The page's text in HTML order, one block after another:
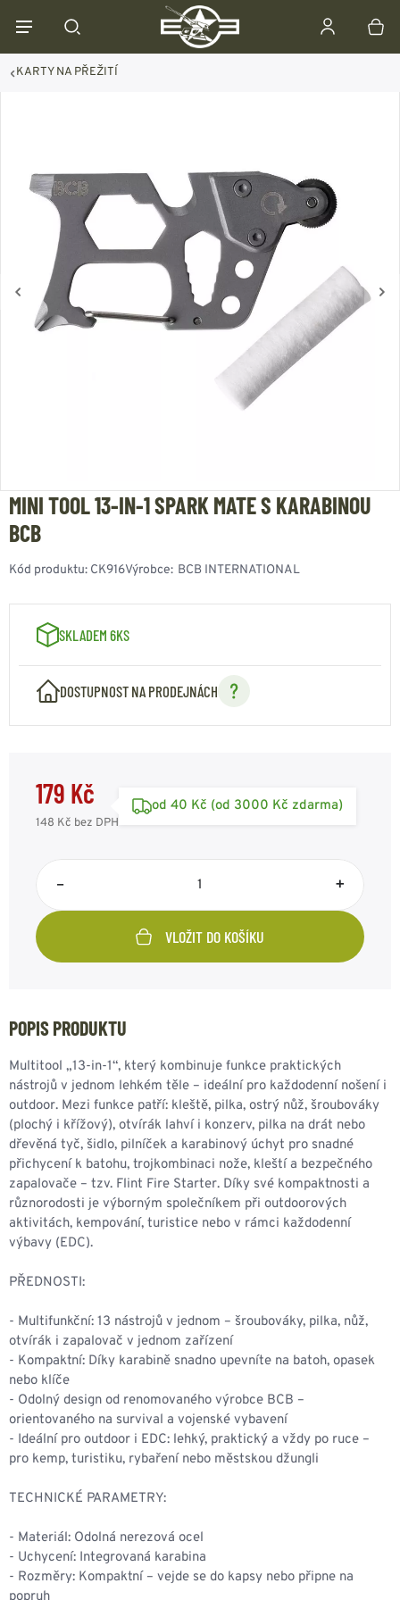
KARTY NA PŘEŽITÍ
MINI TOOL 13‑IN‑1 SPARK MATE S KARABINOU
BCB
Kód produktu: CK916Výrobce: BCB INTERNATIONAL
SKLADEM 6KS
DOSTUPNOST NA PRODEJNÁCH
179 Kč
148 Kč bez DPH
od 40 Kč (od 3000 Kč zdarma)
– +
VLOŽIT DO KOŠÍKU
POPIS PRODUKTU
Multitool „13‑in‑1“, který kombinuje funkce praktických
nástrojů v jednom lehkém těle – ideální pro každodenní nošení i
outdoor. Mezi funkce patří: kleště, pilka, ostrý nůž, šroubováky
(plochý i křížový), otvírák lahví i konzerv, pilka na drát nebo
dřevěná tyč, šidlo, pilníček a karabinový úchyt pro snadné
přichycení k batohu, trojkombinaci nože, kleští a bezpečného
zapalovače – tzv. Flint Fire Starter. Díky své kompaktnosti a
různorodosti je výborným společníkem při outdoorových
aktivitách, kempování, turistice nebo v rámci každodenní
výbavy (EDC).
PŘEDNOSTI:
- Multifunkční: 13 nástrojů v jednom – šroubováky, pilka, nůž,
otvírák i zapalovač v jednom zařízení
- Kompaktní: Díky karabině snadno upevníte na batoh, opasek
nebo klíče
- Odolný design od renomovaného výrobce BCB –
orientovaného na survival a vojenské vybavení
- Ideální pro outdoor i EDC: lehký, praktický a vždy po ruce –
pro kemp, turistiku, rybaření nebo městskou džungli
TECHNICKÉ PARAMETRY:
- Materiál: Odolná nerezová ocel
- Uchycení: Integrovaná karabina
- Rozměry: Kompaktní – vejde se do kapsy nebo připne na